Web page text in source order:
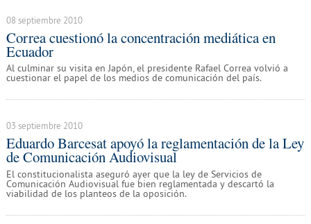
08 septiembre 2010
Correa cuestionó la concentración mediática en
Ecuador
Al culminar su visita en Japón, el presidente Rafael Correa volvió a
cuestionar el papel de los medios de comunicación del país.
03 septiembre 2010
Eduardo Barcesat apoyó la reglamentación de la Ley
de Comunicación Audiovisual
El constitucionalista aseguró ayer que la ley de Servicios de
Comunicación Audiovisual fue bien reglamentada y descartó la
viabilidad de los planteos de la oposición.